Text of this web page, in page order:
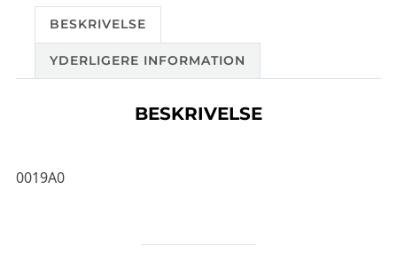
BESKRIVELSE
YDERLIGERE INFORMATION
BESKRIVELSE
0019A0